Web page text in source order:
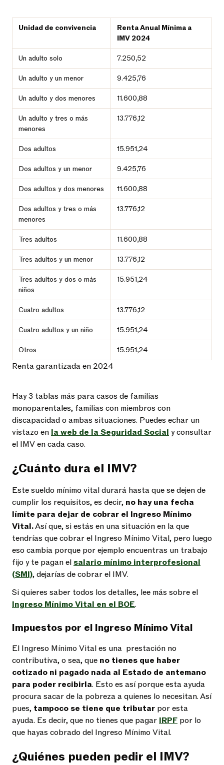
Unidad de convivencia
Renta Anual Mínima a
IMV 2024
Un adulto solo 7.250,52
Un adulto y un menor 9.425,76
Un adulto y dos menores 11.600,88
Un adulto y tres o más
menores
13.776,12
Dos adultos 15.951,24
Dos adultos y un menor 9.425,76
Dos adultos y dos menores 11.600,88
Dos adultos y tres o más
menores
13.776,12
Tres adultos 11.600,88
Tres adultos y un menor 13.776,12
Tres adultos y dos o más
niños
15.951,24
Cuatro adultos 13.776,12
Cuatro adultos y un niño 15.951,24
Otros 15.951,24
Renta garantizada en 2024
Hay 3 tablas más para casos de familias
monoparentales, familias con miembros con
discapacidad o ambas situaciones. Puedes echar un
vistazo en la web de la Seguridad Social y consultar
el IMV en cada caso.
¿Cuánto dura el IMV?
Este sueldo mínimo vital durará hasta que se dejen de
cumplir los requisitos, es decir, no hay una fecha
límite para dejar de cobrar el Ingreso Mínimo
Vital.Así que, si estás en una situación en la que
tendrías que cobrar el Ingreso Mínimo Vital, pero luego
eso cambia porque por ejemplo encuentras un trabajo
fijo y te pagan elsalario mínimo interprofesional
(SMI), dejarías de cobrar el IMV.
Si quieres saber todos los detalles, lee más sobre el
Ingreso Mínimo Vital en el BOE.
Impuestos por el Ingreso Mínimo Vital
El Ingreso Mínimo Vital es una prestación no
contributiva, o sea, que no tienes que haber
cotizado ni pagado nada al Estado de antemano
para poder recibirla. Esto es así porque esta ayuda
procura sacar de la pobreza a quienes lo necesitan. Así
pues, tampoco se tiene que tributar por esta
ayuda. Es decir, que no tienes que pagar IRPF por lo
que hayas cobrado del Ingreso Mínimo Vital.
¿Quiénes pueden pedir el IMV?